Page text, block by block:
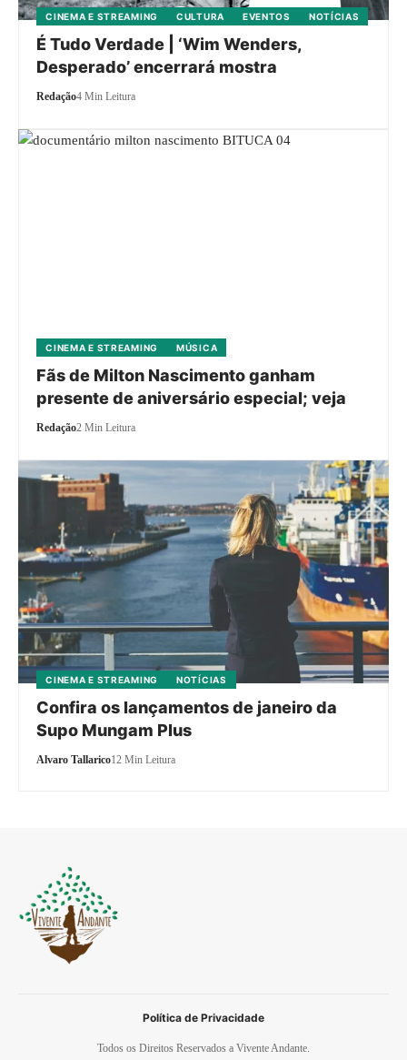
CINEMA E STREAMING CULTURA EVENTOS NOTÍCIAS
É Tudo Verdade | ‘Wim Wenders,
Desperado’ encerrará mostra
Redação4 Min Leitura
CINEMA E STREAMING MÚSICA
Fãs de Milton Nascimento ganham
presente de aniversário especial; veja
Redação2 Min Leitura
CINEMA E STREAMING NOTÍCIAS
Confira os lançamentos de janeiro da
Supo Mungam Plus
Alvaro Tallarico12 Min Leitura
Todos os Direitos Reservados a Vivente Andante.
Política de Privacidade